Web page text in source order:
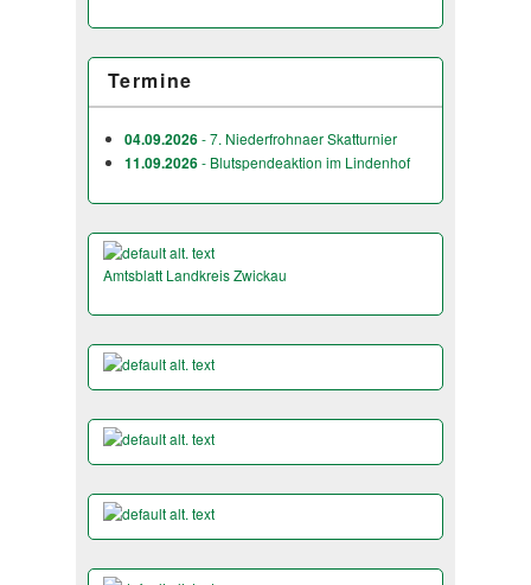
Termine
04.09.2026- 7. Niederfrohnaer Skatturnier
11.09.2026- Blutspendeaktion im Lindenhof
Amtsblatt Landkreis Zwickau